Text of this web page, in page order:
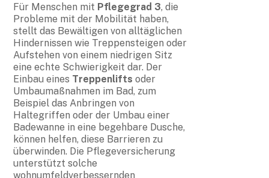
Für Menschen mit Pflegegrad 3, die
Probleme mit der Mobilität haben,
stellt das Bewältigen von alltäglichen
Hindernissen wie Treppensteigen oder
Aufstehen von einem niedrigen Sitz
eine echte Schwierigkeit dar. Der
Einbau eines Treppenlifts oder
Umbaumaßnahmen im Bad, zum
Beispiel das Anbringen von
Haltegriffen oder der Umbau einer
Badewanne in eine begehbare Dusche,
können helfen, diese Barrieren zu
überwinden. Die Pflegeversicherung
unterstützt solche
wohnumfeldverbessernden